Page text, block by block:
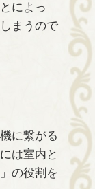
によっ
まうので
に繋がる
は室内と
の役割を